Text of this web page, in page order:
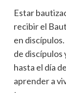
Estar
recibir el
en
de discípulos
hasta el día
aprender a